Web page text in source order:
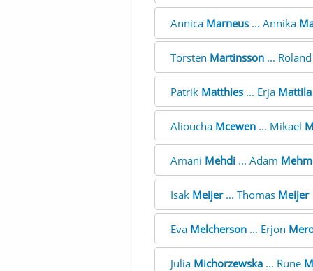
Annica Marneus... Annika
Torsten Martinsson...
Patrik Matthies... Erja Mattila
Alioucha Mcewen... Mikael
Amani Mehdi... Adam
Isak Meijer... Thomas Meijer
Eva Melcherson... Erjon
Julia Michorzewska... Rune